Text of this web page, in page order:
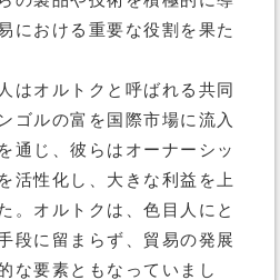
における重要な役割を果た
はオルトクと呼ばれる共同
ゴルの富を国際市場に流入
通じ、彼らはオーナーシッ
活性化し、大きな利益を上
。オルトクは、色目人にと
段に留まらず、貿易の発展
な要素ともなっていまし